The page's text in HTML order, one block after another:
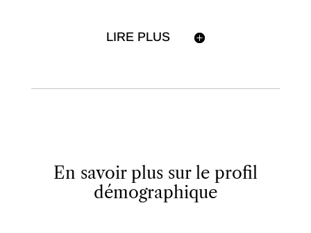
LIRE PLUS
En savoir plus sur le profil
démographique